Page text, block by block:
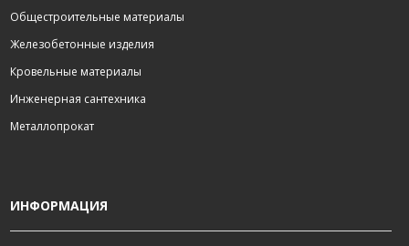
Общестроительные материалы
Железобетонные изделия
Кровельные материалы
Инженерная сантехника
Металлопрокат
ИНФОРМАЦИЯ